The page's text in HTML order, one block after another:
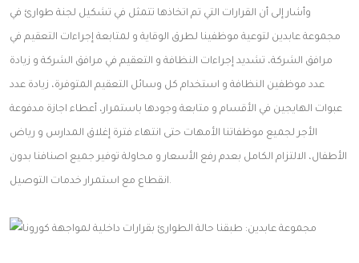
وأشار إلى أن القرارات التي تم اتخاذها تتمثل في تشكيل لجنة طوارئ في
مجموعة عابدين لتوعية موظفينا لطرق الوقاية و لمتابعة إجراءات التعقيم في
مرافق الشركة، تشديد إجراءات النظافة و التعقيم في مرافق الشركة و زيادة
عدد موظفين النظافة و استخدام كل وسائل التعقيم المتوفرة، زيادة عدد
عبوات الهايجين في الأقسام و متابعة وجودها باستمرار، أعطاء اجازة مدفوعة
الأجر لجميع موظفاتنا الأمهات حتى انتهاء فترة إغلاق المدارس و رياض
الأطفال، الالتزام الكامل بعدم رفع الأسعار و محاولة توفير جميع اصنافنا بدون
انقطاع مع استمرار خدمات التوصيل.